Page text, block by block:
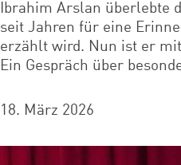
Ibrahim Arslan überlebte
seit Jahren für eine
erzählt wird. Nun ist er
Ein Gespräch über
18. März 2026